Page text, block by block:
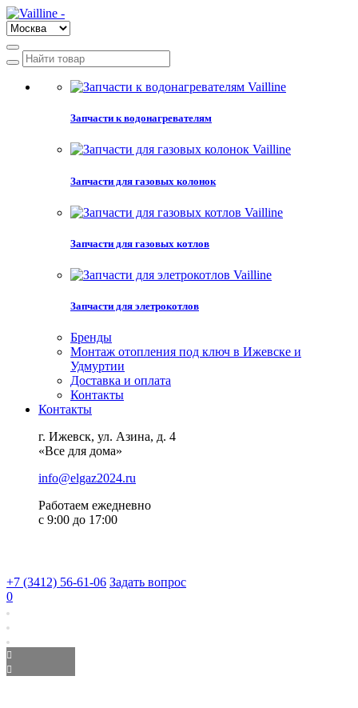
Запчасти к водонагревателям
Запчасти для газовых колонок
Запчасти для газовых котлов
Запчасти для элетрокотлов
Бренды
Монтаж отопления под ключ в Ижевске и
Удмуртии
Доставка и оплата
Контакты
Контакты
г. Ижевск, ул. Азина, д. 4
«Все для дома»
info@elgaz2024.ru
Работаем eжедневно
с 9:00 до 17:00
+7 (3412) 56-61-06 Задать вопрос
0